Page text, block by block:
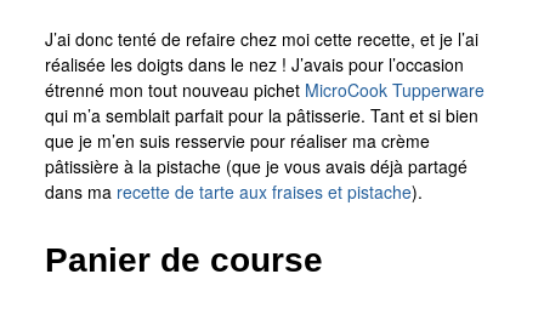
J’ai donc tenté de refaire chez moi cette recette, et je l’ai
réalisée les doigts dans le nez ! J’avais pour l’occasion
étrenné mon tout nouveau pichet MicroCook Tupperware
qui m’a semblait parfait pour la pâtisserie. Tant et si bien
que je m’en suis resservie pour réaliser ma crème
pâtissière à la pistache (que je vous avais déjà partagé
dans ma recette de tarte aux fraises et pistache).
Panier de course